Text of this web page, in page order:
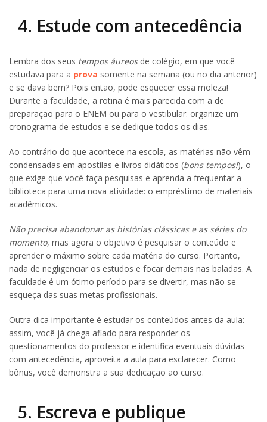
4. Estude com antecedência
Lembra dos seus tempos áureos de colégio, em que você
estudava para a prova somente na semana (ou no dia anterior)
e se dava bem? Pois então, pode esquecer essa moleza!
Durante a faculdade, a rotina é mais parecida com a de
preparação para o ENEM ou para o vestibular: organize um
cronograma de estudos e se dedique todos os dias.
Ao contrário do que acontece na escola, as matérias não vêm
condensadas em apostilas e livros didáticos (bons tempos!), o
que exige que você faça pesquisas e aprenda a frequentar a
biblioteca para uma nova atividade: o empréstimo de materiais
acadêmicos.
Não precisa abandonar as histórias clássicas e as séries do
momento, mas agora o objetivo é pesquisar o conteúdo e
aprender o máximo sobre cada matéria do curso. Portanto,
nada de negligenciar os estudos e focar demais nas baladas. A
faculdade é um ótimo período para se divertir, mas não se
esqueça das suas metas profissionais.
Outra dica importante é estudar os conteúdos antes da aula:
assim, você já chega afiado para responder os
questionamentos do professor e identifica eventuais dúvidas
com antecedência, aproveita a aula para esclarecer. Como
bônus, você demonstra a sua dedicação ao curso.
5. Escreva e publique